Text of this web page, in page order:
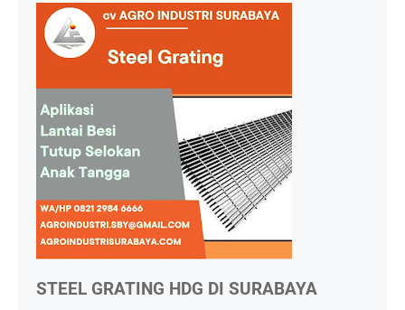
STEEL GRATING HDG DI SURABAYA